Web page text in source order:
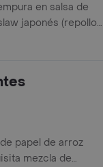
en salsa de
japonés (repollo
de sushi
papel de arroz
mezcla de